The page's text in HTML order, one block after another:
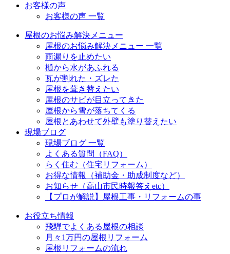
お客様の声
お客様の声 一覧
屋根のお悩み解決メニュー
屋根のお悩み解決メニュー 一覧
雨漏りを止めたい
樋から水があふれる
瓦が割れた・ズレた
屋根を葺き替えたい
屋根のサビが目立ってきた
屋根から雪が落ちてくる
屋根とあわせて外壁も塗り替えたい
現場ブログ
現場ブログ 一覧
よくある質問（FAQ）
らく住む（住宅リフォーム）
お得な情報（補助金・助成制度など）
お知らせ（高山市民時報答えetc）
【プロが解説】屋根工事・リフォームの事
お役立ち情報
飛騨でよくある屋根の相談
月々1万円の屋根リフォーム
屋根リフォームの流れ